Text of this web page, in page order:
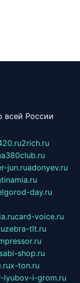
всей России
2rich.ru
a380club.ru
jun.ruadonyev.ru
day.ru
card-voice.ru
zebra-tlt.ru
shop.ru
x-ton.ru
lyubov-i-grom.ru